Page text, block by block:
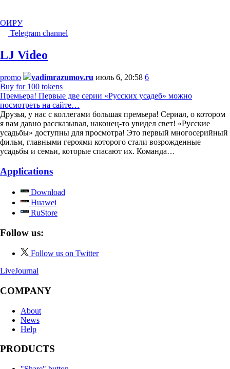
ОИРУ
Telegram channel
LJ Video
promo vadimrazumov.ru июль 6, 20:58 6
Buy for 100 tokens
Премьера! Первые две серии «Русских усадеб» можно
посмотреть на сайте…
Друзья, у нас с коллегами большая премьера! Сериал, о котором
я вам давно рассказывал, наконец-то увидел свет! «Русские
усадьбы» доступны для просмотра! Это первый многосерийный
фильм, главными героями которого стали возрожденные
усадьбы и семьи, которые спасают их. Команда…
Applications
Download
Huawei
RuStore
Follow us:
Follow us on Twitter
LiveJournal
COMPANY
About
News
Help
PRODUCTS